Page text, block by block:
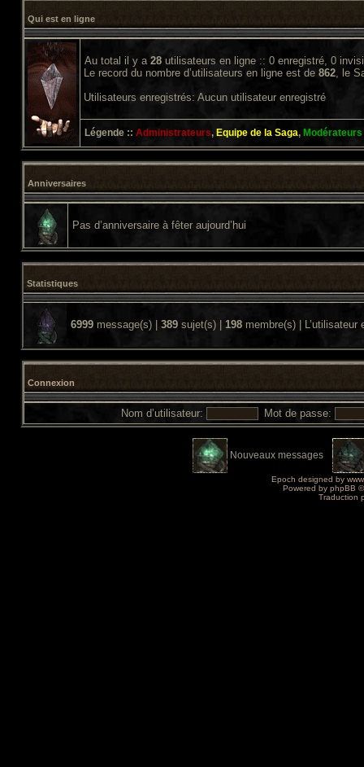
Qui est en ligne
Au total il y a 28 utilisateurs en ligne :: 0 enregistré, 0
Le record du nombre d’utilisateurs en ligne est de 862, le
Utilisateurs enregistrés: Aucun utilisateur enregistré
Légende :: Administrateurs, Equipe de la Saga,
Anniversaires
Pas d’anniversaire à fêter aujourd’hui
Statistiques
6999 message(s) | 389 sujet(s) | 198 membre(s) |
Connexion
Nom d’utilisateur: Mot de passe:
Nouveaux messages
Epoch designed by
Powered by phpBB
Traduction